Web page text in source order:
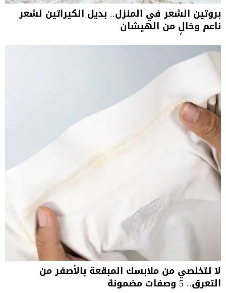
بروتين الشعر في المنزل.. بديل الكيراتين لشعر
ناعم وخالٍ من الهيشان
لا تتخلصي من ملابسك المبقعة بالأصفر من
التعرق.. 5 وصفات مضمونة